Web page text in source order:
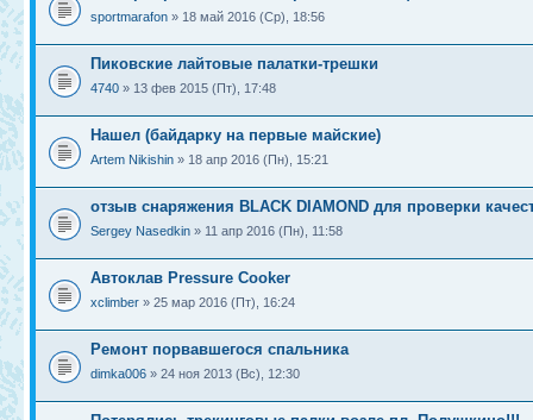
sportmarafon » 18 май 2016 (Ср), 18:56
Пиковские лайтовые палатки-трешки
4740 » 13 фев 2015 (Пт), 17:48
Нашел (байдарку на первые майские)
Artem Nikishin » 18 апр 2016 (Пн), 15:21
отзыв снаряжения BLACK DIAMOND для проверки
Sergey Nasedkin » 11 апр 2016 (Пн), 11:58
Автоклав Pressure Cooker
xclimber » 25 мар 2016 (Пт), 16:24
Ремонт порвавшегося спальника
dimka006 » 24 ноя 2013 (Вс), 12:30